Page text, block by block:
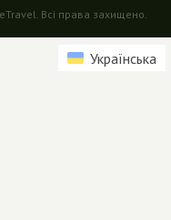
Всі права захищено.
Українська